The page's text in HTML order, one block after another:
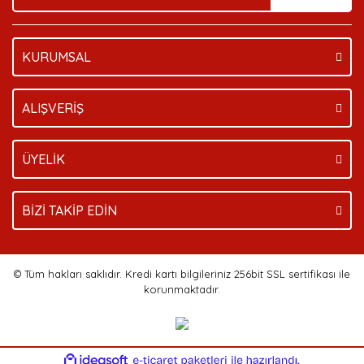
KURUMSAL
ALIŞVERİŞ
ÜYELİK
BİZİ TAKİP EDİN
© Tüm hakları saklıdır. Kredi kartı bilgileriniz 256bit SSL sertifikası ile
korunmaktadır.
ideasoft e-